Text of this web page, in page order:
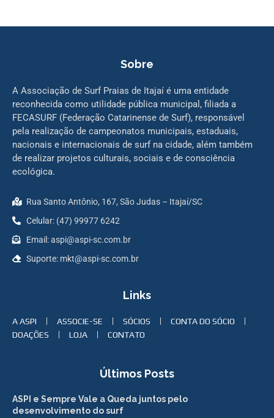
Sobre
A Associação de Surf Praias de Itajaí é uma entidade
reconhecida como utilidade pública municipal, filiada a
FECASURF (Federação Catarinense de Surf), responsável
pela realização de campeonatos municipais, estaduais,
nacionais e internacionais de surf na cidade, além também
de realizar projetos culturais, sociais e de consciência
ecológica.
Rua Santo Antônio, 167, São Judas – Itajaí/SC
Celular: (47) 99977 6242
Email: aspi@aspi-sc.com.br
Suporte: mkt@aspi-sc.com.br
Links
A ASPI ASSOCIE-SE SÓCIOS
CONTA DO SÓCIO
DOAÇÕES
LOJA CONTATO
Últimos Posts
ASPI e Sempre Vale a Queda juntos pelo
desenvolvimento do surf